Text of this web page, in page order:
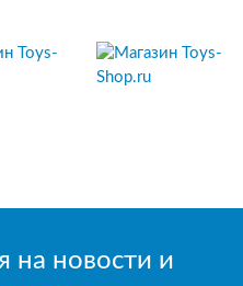
на новости и